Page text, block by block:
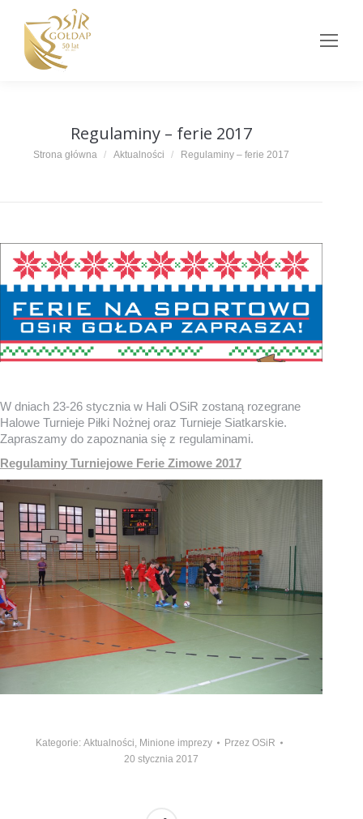
Regulaminy – ferie 2017
Jesteś tutaj:
Strona główna Aktualności Regulaminy – ferie 2017
W dniach 23-26 stycznia w Hali OSiR zostaną rozegrane
Halowe Turnieje Piłki Nożnej oraz Turnieje Siatkarskie.
Zapraszamy do zapoznania się z regulaminami.
Regulaminy Turniejowe Ferie Zimowe 2017
Kategorie: Aktualności, Minione imprezy Przez OSiR
20 stycznia 2017